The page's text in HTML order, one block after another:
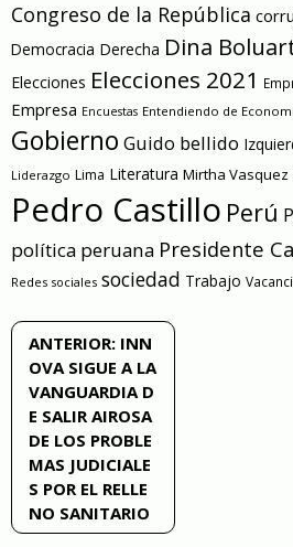
Congreso de la República
Democracia Derecha Dina
Elecciones Elecciones 2021
Empresa Encuestas Entendiendo de
Gobierno Guido bellido
Liderazgo Lima Literatura Mirtha Vasquez
Pedro Castillo Perú
política peruana Presidente
Redes sociales sociedad Trabajo
Navegación
de
entradas
ANTERIOR: INN
OVA SIGUE A LA
VANGUARDIA D
E SALIR AIROSA
DE LOS PROBLE
MAS JUDICIALE
S POR EL RELLE
NO SANITARIO